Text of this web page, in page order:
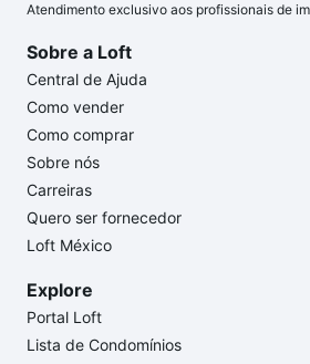
Atendimento exclusivo aos profissionais de
Sobre a Loft
Central de Ajuda
Como vender
Como comprar
Sobre nós
Carreiras
Quero ser fornecedor
Loft México
Explore
Portal Loft
Lista de Condomínios